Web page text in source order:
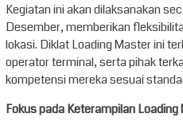
Kegiatan ini akan dilaksanakan
Desember, memberikan
lokasi. Diklat Loading Master ini
operator terminal, serta pihak
kompetensi mereka sesuai
Fokus pada Keterampilan Loading